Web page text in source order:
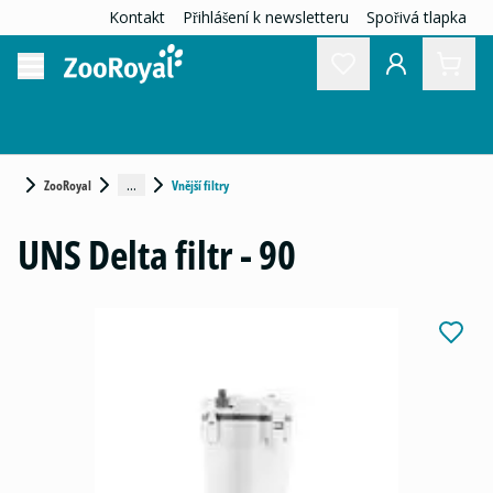
Kontakt Přihlášení k newsletteru Spořivá tlapka
ZooRoyal ... Vnější filtry
UNS Delta filtr - 90